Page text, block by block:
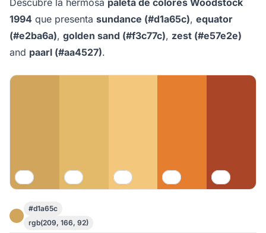
Descubre la hermosa paleta de colores Woodstock
1994 que presenta sundance (#d1a65c), equator
(#e2ba6a), golden sand (#f3c77c), zest (#e57e2e)
and paarl (#aa4527).
#d1a65c
rgb(209, 166, 92)